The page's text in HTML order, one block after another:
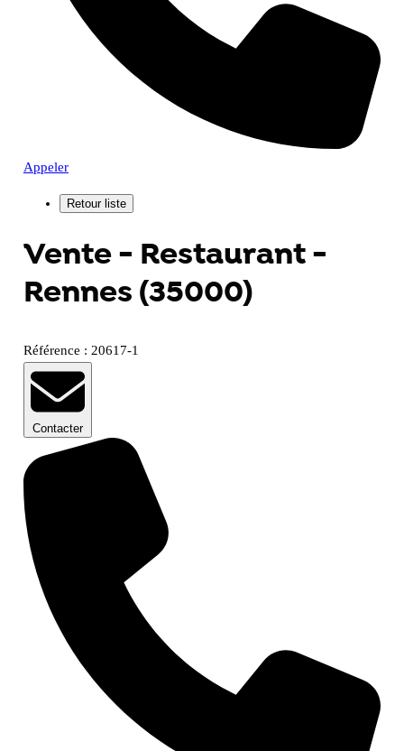
Appeler
Vente - Restaurant -
Rennes (35000)
Référence : 20617-1
Contacter